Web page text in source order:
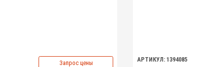
Запрос цены АРТИКУЛ: 1394085